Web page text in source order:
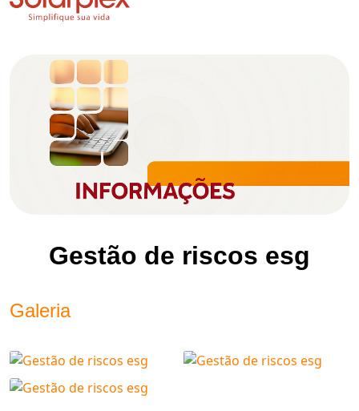
Gestão de riscos esg
Galeria